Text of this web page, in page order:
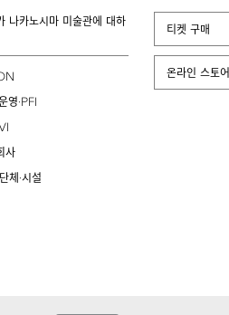
나카노시마 미술관에 대하
영·PFI
사
체·시설
티켓 구매
온라인 스토어